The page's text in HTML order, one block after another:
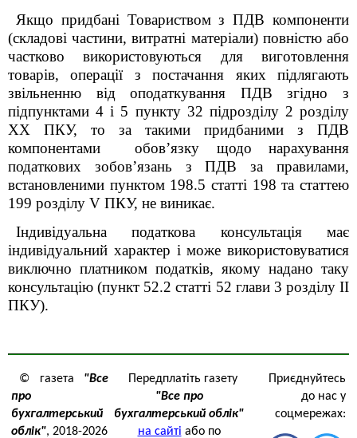
Якщо придбані Товариством з ПДВ компоненти
(складові частини, витратні матеріали) повністю або
частково використовуються для виготовлення
товарів, операції з постачання яких підлягають
звільненню від оподаткування ПДВ згідно з
підпунктами 4 і 5 пункту 32 підрозділу 2 розділу
ХХ ПКУ, то за такими придбаними з ПДВ
компонентами обов’язку щодо нарахування
податкових зобов’язань з ПДВ за правилами,
встановленими пунктом 198.5 статті 198 та статтею
199 розділу V ПКУ, не виникає.
Індивідуальна податкова консультація має
індивідуальний характер і може використовуватися
виключно платником податків, якому надано таку
консультацію (пункт 52.2 статті 52 глави 3 розділу ІІ
ПКУ).
© газета "Все
про
бухгалтерський
облік", 2018-2026
Передплатіть газету
"Все про
бухгалтерський облік"
на сайті або по
Приєднуйтесь
до нас у
соцмережах: